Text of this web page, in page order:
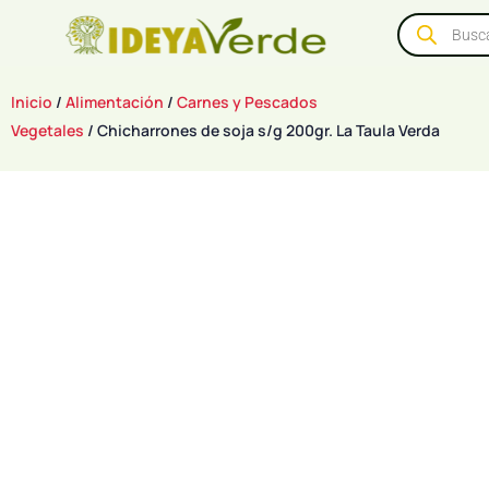
Inicio / Alimentación / Carnes y Pescados
Vegetales / Chicharrones de soja s/g 200gr. La Taula Verda